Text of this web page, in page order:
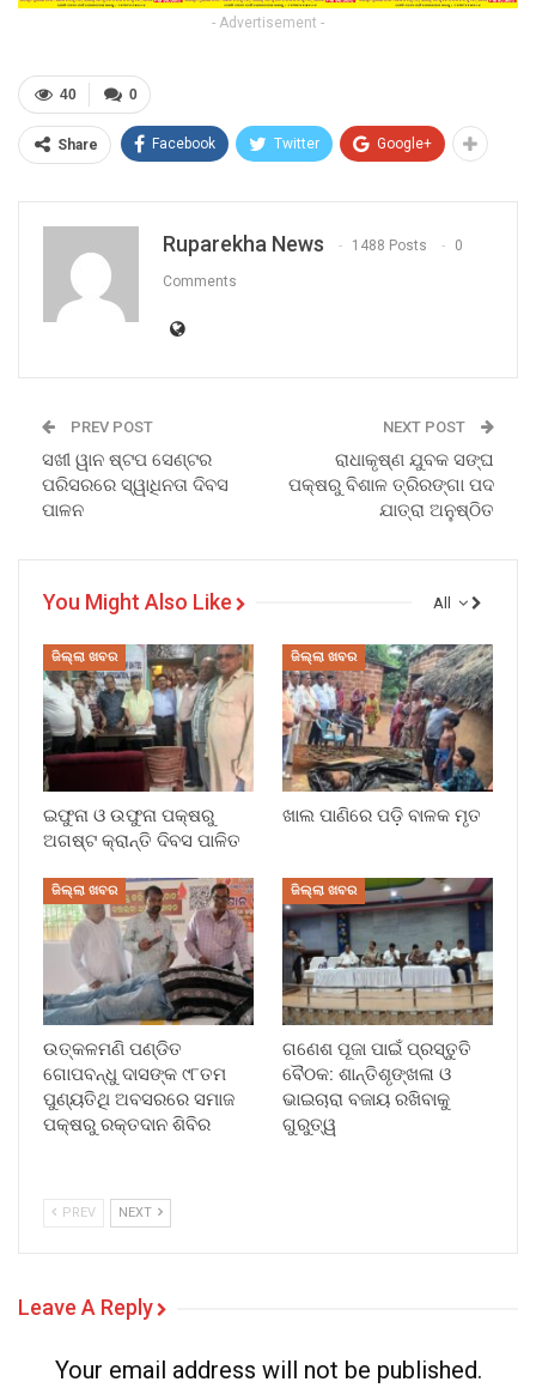
- Advertisement -
0
40
Share Facebook Twitter Google+
Ruparekha News 1488 Posts 0
Comments
PREV POST
ସଖୀ ୱାନ ଷ୍ଟପ ସେଣ୍ଟର
ପରିସରରେ ସ୍ୱାଧିନତା ଦିବସ
ପାଳନ
NEXT POST
ରାଧାକୃଷ୍ଣ ଯୁବକ ସଙ୍ଘ
ପକ୍ଷରୁ ବିଶାଳ ତ୍ରିରଙ୍ଗା ପଦ
ଯାତ୍ରା ଅନୁଷ୍ଠିତ
All
You Might Also Like
ଜିଲ୍ଲା ଖବର
ଇଫୁନା ଓ ଉଫୁନା ପକ୍ଷରୁ
ଅଗଷ୍ଟ କ୍ରାନ୍ତି ଦିବସ ପାଳିତ
ଜିଲ୍ଲା ଖବର
ଖାଲ ପାଣିରେ ପଡ଼ି ବାଳକ ମୃତ
ଜିଲ୍ଲା ଖବର
ଉତ୍କଳମଣି ପଣ୍ଡିତ
ଗୋପବନ୍ଧୁ ଦାସଙ୍କ ୯୮ତମ
ପୁଣ୍ୟତିଥି ଅବସରରେ ସମାଜ
ପକ୍ଷରୁ ରକ୍ତଦାନ ଶିବିର
ଜିଲ୍ଲା ଖବର
ଗଣେଶ ପୂଜା ପାଇଁ ପ୍ରସ୍ତୁତି
ବୈଠକ: ଶାନ୍ତିଶୃଙ୍ଖଳା ଓ
ଭାଇଚାରା ବଜାୟ ରଖିବାକୁ
ଗୁରୁତ୍ୱ
PREV NEXT
Leave A Reply
Your email address will not be published.